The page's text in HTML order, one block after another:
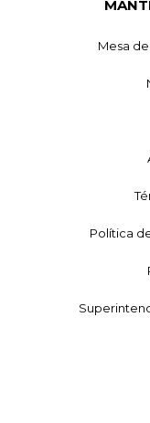
Mesa
Política